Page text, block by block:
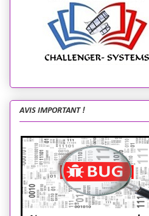
AVIS IMPORTANT !